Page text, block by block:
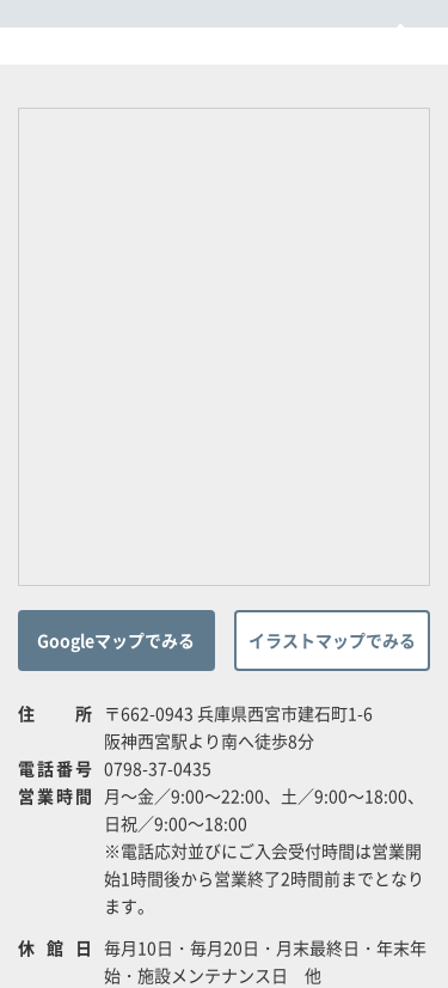
Googleマップでみる イラストマップでみる
住所 〒662-0943 兵庫県西宮市建石町1-6
阪神西宮駅より南へ徒歩8分
電話番号 0798-37-0435
営業時間 月～金／9:00～22:00、土／9:00～18:00、
日祝／9:00～18:00
※電話応対並びにご入会受付時間は営業開
始1時間後から営業終了2時間前までとなり
ます。
休館日 毎月10日・毎月20日・月末最終日・年末年
始・施設メンテナンス日 他